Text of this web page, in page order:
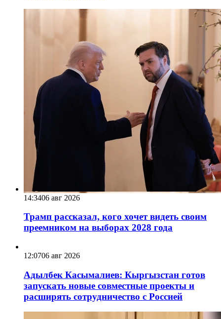
14:3406 авг 2026
Трамп рассказал, кого хочет видеть своим
преемником на выборах 2028 года
12:0706 авг 2026
Адылбек Касымалиев: Кыргызстан готов
запускать новые совместные проекты и
расширять сотрудничество с Россией